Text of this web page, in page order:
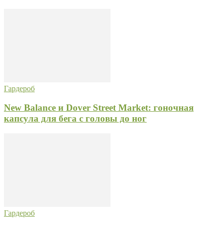
Гардероб
New Balance и Dover Street Market: гоночная
капсула для бега с головы до ног
Гардероб